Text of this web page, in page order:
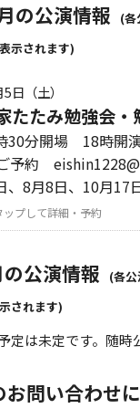
の公演情報
(各
示されます)
日（土）
たたみ勉強会・
30分開場 18時開
予約
、8月8日、10月17
ップして詳細・予約
公演情報
(各
されます)
定は未定です。随時
問い合わせ